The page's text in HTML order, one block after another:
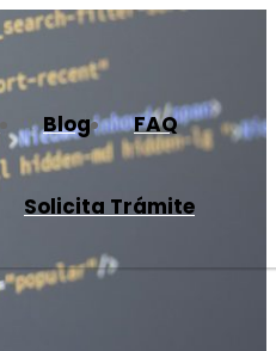
Blog FAQ
Solicita Trámite